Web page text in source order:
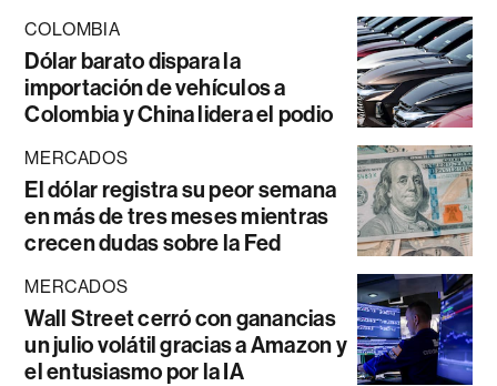
COLOMBIA
Dólar barato dispara la
importación de vehículos a
Colombia y China lidera el podio
MERCADOS
El dólar registra su peor semana
en más de tres meses mientras
crecen dudas sobre la Fed
MERCADOS
Wall Street cerró con ganancias
un julio volátil gracias a Amazon y
el entusiasmo por la IA